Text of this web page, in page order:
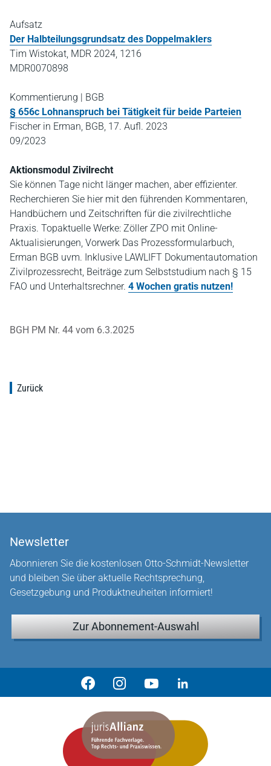
Aufsatz
Der Halbteilungsgrundsatz des Doppelmaklers
Tim Wistokat, MDR 2024, 1216
MDR0070898
Kommentierung | BGB
§ 656c Lohnanspruch bei Tätigkeit für beide Parteien
Fischer in Erman, BGB, 17. Aufl. 2023
09/2023
Aktionsmodul Zivilrecht
Sie können Tage nicht länger machen, aber effizienter.
Recherchieren Sie hier mit den führenden Kommentaren,
Handbüchern und Zeitschriften für die zivilrechtliche
Praxis. Topaktuelle Werke: Zöller ZPO mit Online-
Aktualisierungen, Vorwerk Das Prozessformularbuch,
Erman BGB uvm. Inklusive LAWLIFT Dokumentautomation
Zivilprozessrecht, Beiträge zum Selbststudium nach § 15
FAO und Unterhaltsrechner. 4 Wochen gratis nutzen!
BGH PM Nr. 44 vom 6.3.2025
Zurück
Newsletter
Abonnieren Sie die kostenlosen Otto-Schmidt-Newsletter
und bleiben Sie über aktuelle Rechtsprechung,
Gesetzgebung und Produktneuheiten informiert!
Zur Abonnement-Auswahl